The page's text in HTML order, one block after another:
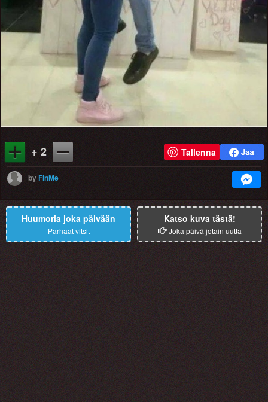
+ 2 Tallenna
byFinMe
Huumoria joka päivään
Parhaat vitsit
Katso kuva tästä!
Joka päivä jotain uutta